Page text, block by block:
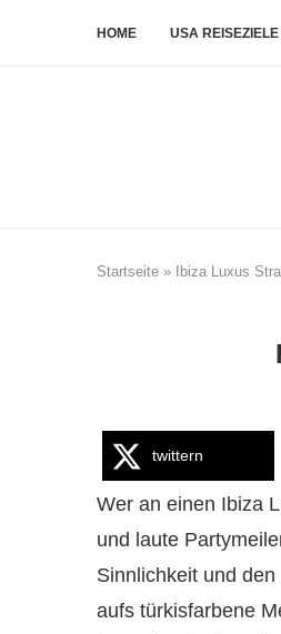
HOME USA REISEZIELE
Startseite » Ibiza Luxus
twittern
Wer an einen Ibiza
und laute
Sinnlichkeit und
aufs türkisfarbene